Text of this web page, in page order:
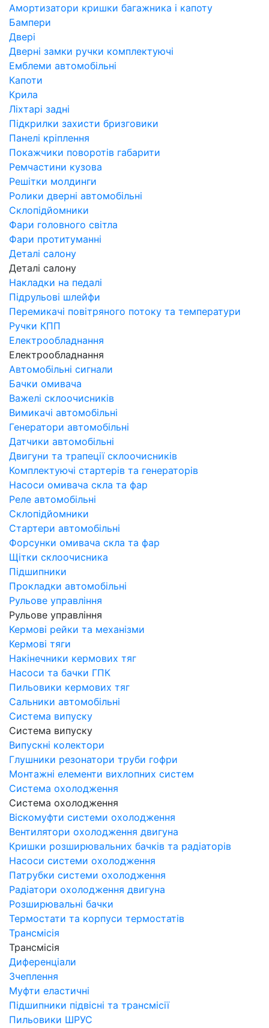
Амортизатори кришки багажника і капоту
Бампери
Двері
Дверні замки ручки комплектуючі
Емблеми автомобільні
Капоти
Крила
Ліхтарі задні
Підкрилки захисти бризговики
Панелі кріплення
Покажчики поворотів габарити
Ремчастини кузова
Решітки молдинги
Ролики дверні автомобільні
Склопідйомники
Фари головного світла
Фари протитуманні
Деталі салону
Деталі салону
Накладки на педалі
Підрульові шлейфи
Перемикачі повітряного потоку та температури
Ручки КПП
Електрообладнання
Електрообладнання
Автомобільні сигнали
Бачки омивача
Важелі склоочисників
Вимикачі автомобільні
Генератори автомобільні
Датчики автомобільні
Двигуни та трапеції склоочисників
Комплектуючі стартерів та генераторів
Насоси омивача скла та фар
Реле автомобільні
Склопідйомники
Стартери автомобільні
Форсунки омивача скла та фар
Щітки склоочисника
Підшипники
Прокладки автомобільні
Рульове управління
Рульове управління
Кермові рейки та механізми
Кермові тяги
Накінечники кермових тяг
Насоси та бачки ГПК
Пильовики кермових тяг
Сальники автомобільні
Система випуску
Система випуску
Випускні колектори
Глушники резонатори труби гофри
Монтажні елементи вихлопних систем
Система охолодження
Система охолодження
Віскомуфти системи охолодження
Вентилятори охолодження двигуна
Кришки розширювальних бачків та радіаторів
Насоси системи охолодження
Патрубки системи охолодження
Радіатори охолодження двигуна
Розширювальні бачки
Термостати та корпуси термостатів
Трансмісія
Трансмісія
Диференціали
Зчеплення
Муфти еластичні
Підшипники підвісні та трансмісії
Пильовики ШРУС